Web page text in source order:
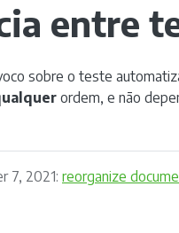
entre
sobre o teste
ordem, e não
7, 2021: reorganize